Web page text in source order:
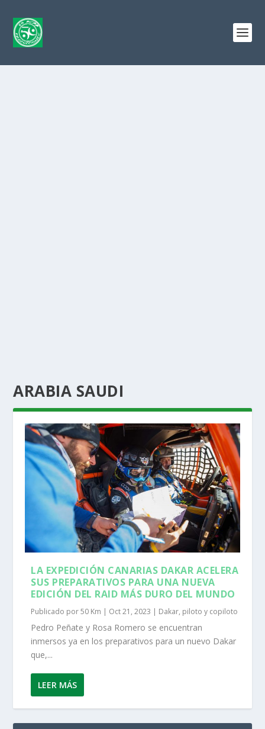
ARABIA SAUDI
LA EXPEDICIÓN CANARIAS DAKAR ACELERA
SUS PREPARATIVOS PARA UNA NUEVA
EDICIÓN DEL RAID MÁS DURO DEL MUNDO
Publicado por50 Km | Oct 21, 2023 | Dakar, piloto y copiloto
Pedro Peñate y Rosa Romero se encuentran
inmersos ya en los preparativos para un nuevo Dakar
que,...
LEER MÁS